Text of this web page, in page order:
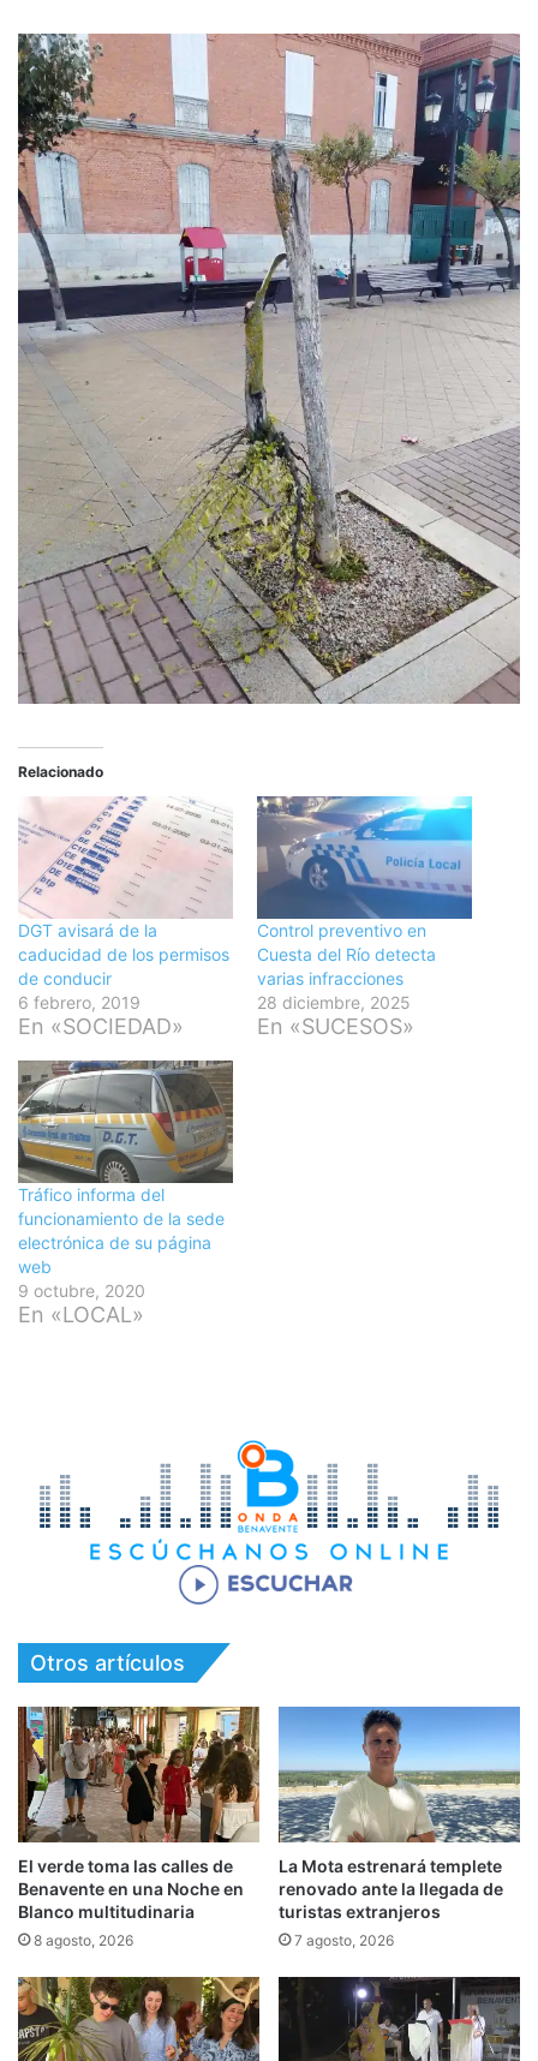
Relacionado
DGT avisará de la
caducidad de los permisos
de conducir
6 febrero, 2019
En «SOCIEDAD»
Control preventivo en
Cuesta del Río detecta
varias infracciones
28 diciembre, 2025
En «SUCESOS»
Tráfico informa del
funcionamiento de la sede
electrónica de su página
web
9 octubre, 2020
En «LOCAL»
Otros artículos
El verde toma las calles de
Benavente en una Noche en
Blanco multitudinaria
8 agosto, 2026
La Mota estrenará templete
renovado ante la llegada de
turistas extranjeros
7 agosto, 2026